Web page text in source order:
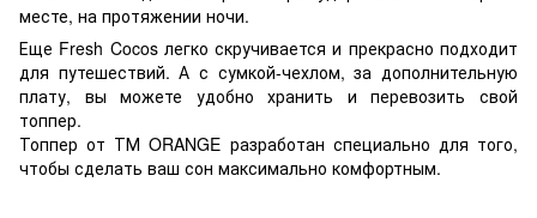
месте, на протяжении ночи.
Еще Fresh Cocos легко скручивается и прекрасно подходит
для путешествий. А с сумкой-чехлом, за дополнительную
плату, вы можете удобно хранить и перевозить свой
топпер.
Топпер от ТМ ORANGE разработан специально для того,
чтобы сделать ваш сон максимально комфортным.